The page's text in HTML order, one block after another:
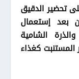
تحضير الدقيق
بعد إستعمال
الشامية
كغذاء